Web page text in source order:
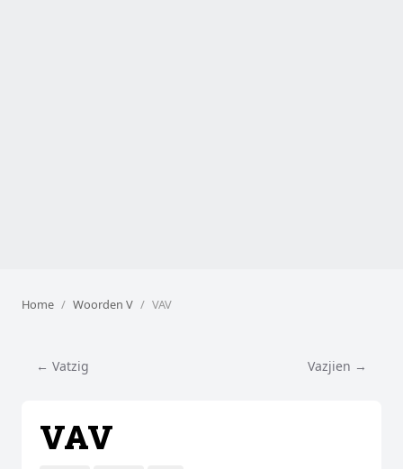
Home Woorden V VAV
← Vatzig Vazjien →
VAV